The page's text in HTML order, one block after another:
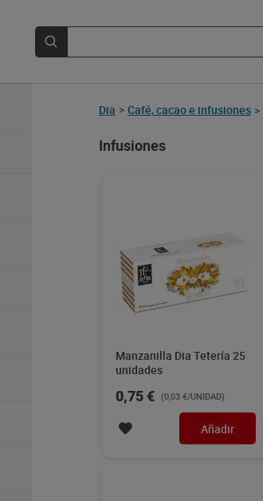
Dia > Café, cacao e infusiones >
Infusiones
Manzanilla Dia Tetería 25
unidades
0,75 € (0,03 €/UNIDAD)
Añadir